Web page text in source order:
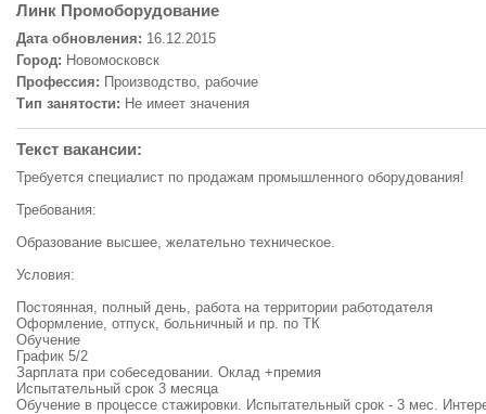
Линк Промоборудование
Дата обновления: 16.12.2015
Город: Новомосковск
Профессия: Производство, рабочие
Тип занятости: Не имеет значения
Текст вакансии:
Требуется специалист по продажам промышленного оборудования!
Требования:
Образование высшее, желательно техническое.
Условия:
Постоянная, полный день, работа на территории работодателя
Оформление, отпуск, больничный и пр. по ТК
Обучение
График 5/2
Зарплата при собеседовании. Оклад +премия
Испытательный срок 3 месяца
Обучение в процессе стажировки. Испытательный срок - 3 мес.